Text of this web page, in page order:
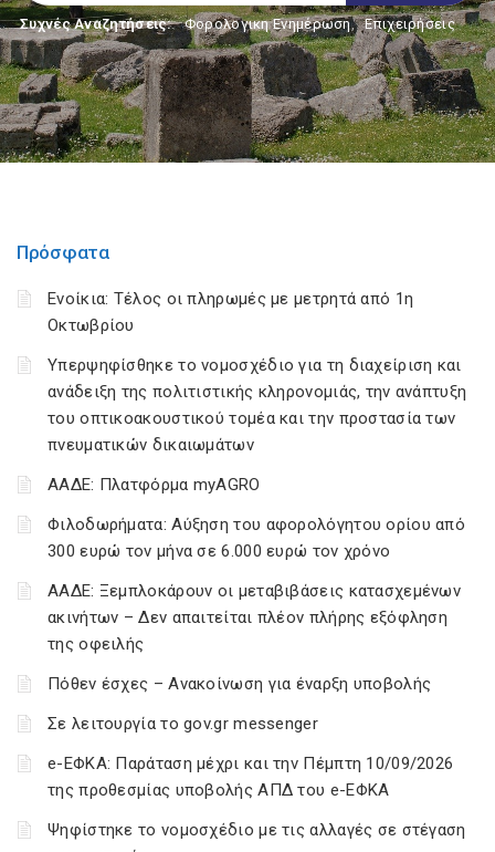
Συχνές Αναζητήσεις: Φορολογικη Ενημέρωση, Επιχειρήσεις
Πρόσφατα
Ενοίκια: Τέλος οι πληρωμές με μετρητά από 1η
Οκτωβρίου
Υπερψηφίσθηκε το νομοσχέδιο για τη διαχείριση και
ανάδειξη της πολιτιστικής κληρονομιάς, την ανάπτυξη
του οπτικοακουστικού τομέα και την προστασία των
πνευματικών δικαιωμάτων
ΑΑΔΕ: Πλατφόρμα myAGRO
Φιλοδωρήματα: Αύξηση του αφορολόγητου ορίου από
300 ευρώ τον μήνα σε 6.000 ευρώ τον χρόνο
ΑΑΔΕ: Ξεμπλοκάρουν οι μεταβιβάσεις κατασχεμένων
ακινήτων – Δεν απαιτείται πλέον πλήρης εξόφληση
της οφειλής
Πόθεν έσχες – Ανακοίνωση για έναρξη υποβολής
Σε λειτουργία το gov.gr messenger
e-ΕΦΚΑ: Παράταση μέχρι και την Πέμπτη 10/09/2026
της προθεσμίας υποβολής ΑΠΔ του e-ΕΦΚΑ
Ψηφίστηκε το νομοσχέδιο με τις αλλαγές σε στέγαση